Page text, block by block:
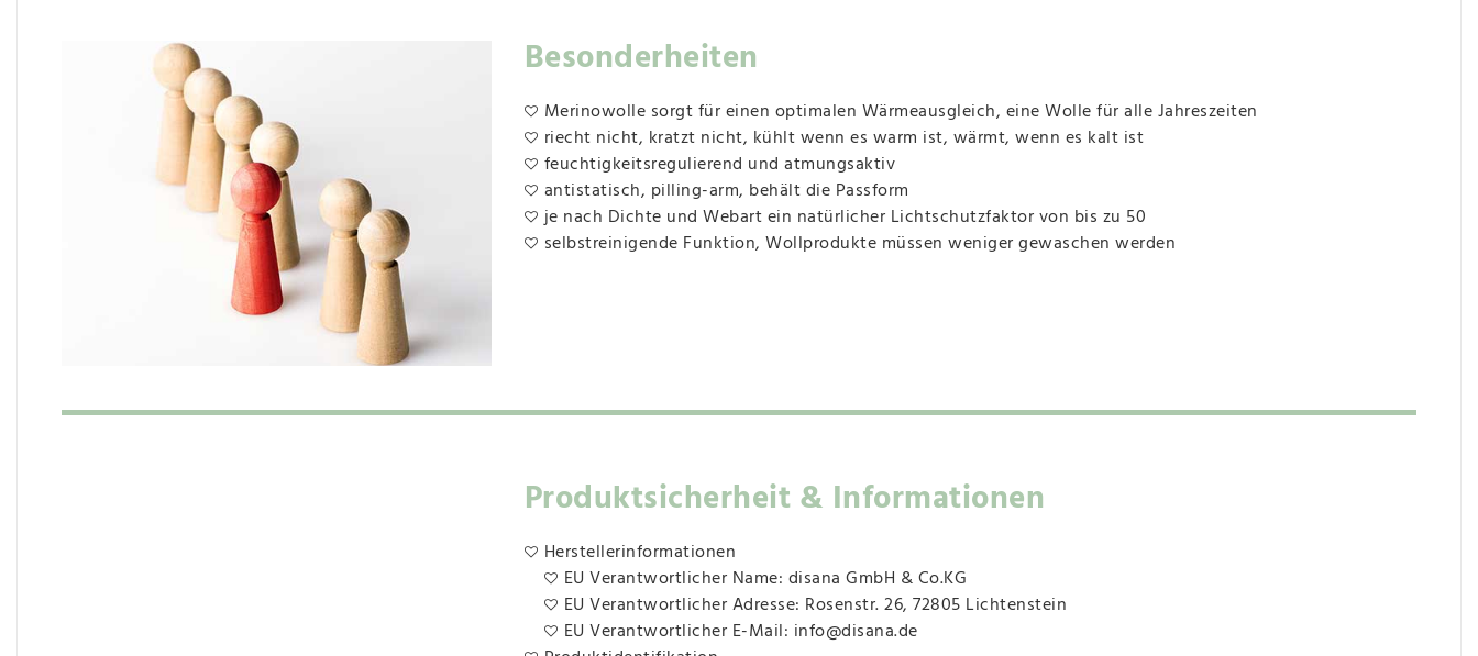
Besonderheiten
Merinowolle sorgt für einen optimalen Wärmeausgleich, eine Wolle für alle Jahreszeiten
riecht nicht, kratzt nicht, kühlt wenn es warm ist, wärmt, wenn es kalt ist
feuchtigkeitsregulierend und atmungsaktiv
antistatisch, pilling-arm, behält die Passform
je nach Dichte und Webart ein natürlicher Lichtschutzfaktor von bis zu 50
selbstreinigende Funktion, Wollprodukte müssen weniger gewaschen werden
Produktsicherheit & Informationen
Herstellerinformationen
EU Verantwortlicher Name: disana GmbH & Co.KG
EU Verantwortlicher Adresse: Rosenstr. 26, 72805 Lichtenstein
EU Verantwortlicher E-Mail: info@disana.de